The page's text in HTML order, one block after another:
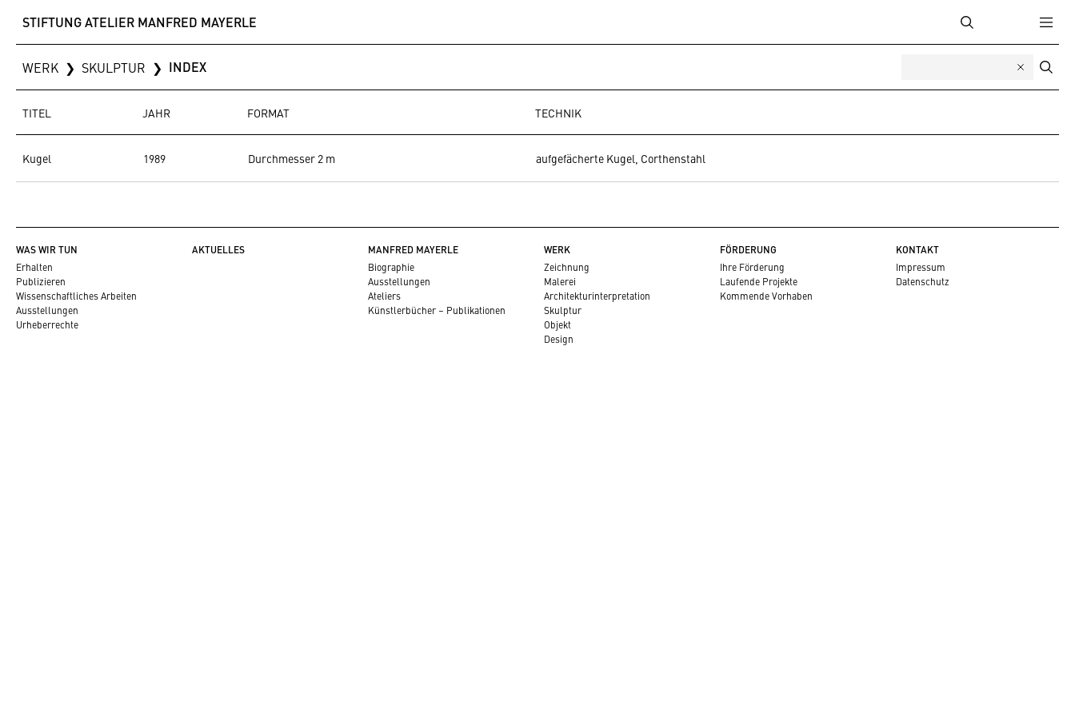
STIFTUNG ATELIER MANFRED MAYERLE
WERK ❯ SKULPTUR ❯ INDEX
TITEL JAHR FORMAT TECHNIK
Kugel 1989 Durchmesser 2 m aufgefächerte Kugel, Corthenstahl
WAS WIR TUN
Erhalten
Publizieren
Wissenschaftliches Arbeiten
Ausstellungen
Urheberrechte
AKTUELLES MANFRED MAYERLE
Biographie
Ausstellungen
Ateliers
Künstlerbücher – Publikationen
WERK
Zeichnung
Malerei
Architekturinterpretation
Skulptur
Objekt
Design
FÖRDERUNG
Ihre Förderung
Laufende Projekte
Kommende Vorhaben
KONTAKT
Impressum
Datenschutz